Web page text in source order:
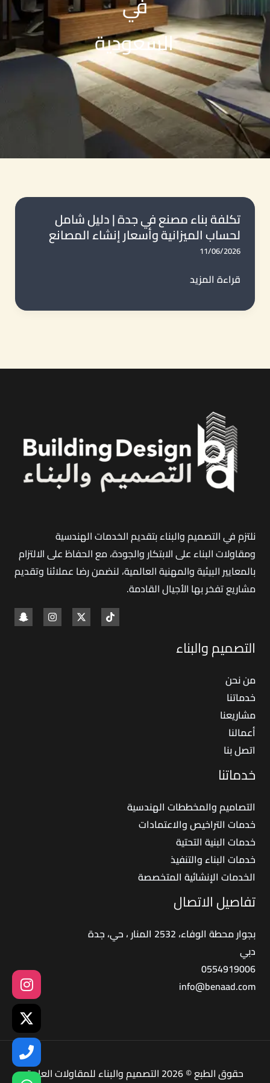
السعودية
تكلفة بناء مصنع في جدة | دليل شامل
لحساب الميزانية وأسعار إنشاء المصانع
11/06/2026
تكلفة
مصنع
|
لحساب
الميزانية
وأسعار
إنشاء
المصانع
قراءة المزيد
نلتزم في التصميم والبناء بتقديم الخدمات الهندسية
ومقاولات البناء على الابتكار والجودة، مع الحفاظ على الالتزام
بالمعايير البيئية والمهنية العالمية، لنضمن رضا عملائنا وتقديم
مشاريع تفخر بها الأجيال القادمة.
التصميم والبناء
من نحن
خدماتنا
مشاريعنا
أعمالنا
اتصل بنا
خدماتنا
التصاميم والمخططات الهندسية
خدمات التراخيص والاعتمادات
خدمات البنية التحتية
خدمات البناء والتنفيذ
الخدمات الإنشائية المتخصصة
تفاصيل الاتصال
بجوار محطة الوفاء، 2532 المنار ، حي، جدة
دبي
0554919006
info@benaad.com
حقوق الطبع © 2026 التصميم والبناء للمقاولات العامة